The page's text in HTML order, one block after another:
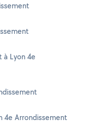
à Lyon 4e
4e Arrondissement